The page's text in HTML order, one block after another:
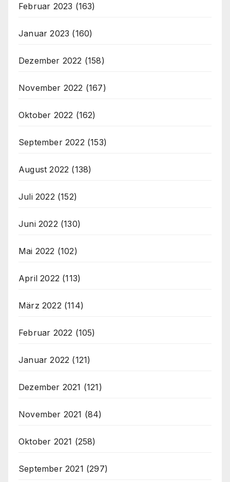
Februar 2023 (163)
Januar 2023 (160)
Dezember 2022 (158)
November 2022 (167)
Oktober 2022 (162)
September 2022 (153)
August 2022 (138)
Juli 2022 (152)
Juni 2022 (130)
Mai 2022 (102)
April 2022 (113)
März 2022 (114)
Februar 2022 (105)
Januar 2022 (121)
Dezember 2021 (121)
November 2021 (84)
Oktober 2021 (258)
September 2021 (297)